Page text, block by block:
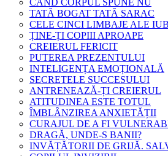
CÂND CORPUL SPUNE NU
TATĂ BOGAT TATĂ SARAC
CELE CINCI LIMBAJE ALE
ȚINE-ȚI COPIII APROAPE
CREIERUL FERICIT
PUTEREA PREZENTULUI
INTELIGENȚA EMOȚIONALĂ
SECRETELE SUCCESULUI
ANTRENEAZĂ-ȚI CREIERUL
ATITUDINEA ESTE TOTUL
ÎMBLÂNZIREA ANXIETĂȚII
CURAJUL DE A FI
DRAGĂ, UNDE-S BANII?
INVĂȚĂTORII DE GRIJĂ.